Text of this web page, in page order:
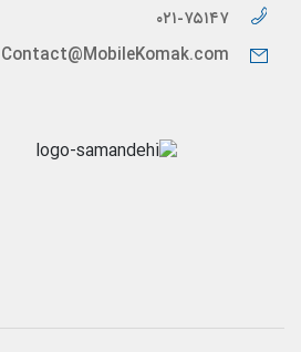
۰۲۱-۷۵۱۴۷
Contact@MobileKomak.com